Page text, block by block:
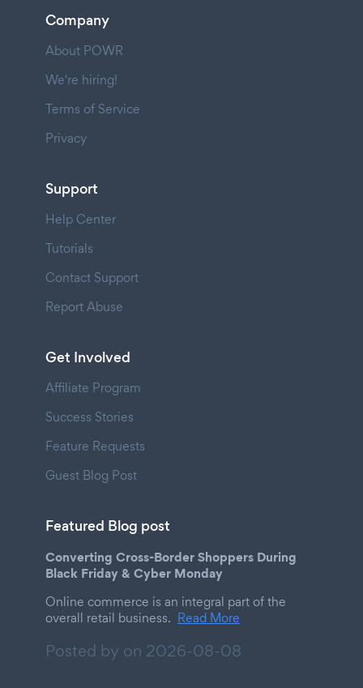
Company
About POWR
We're hiring!
Terms of Service
Privacy
Support
Help Center
Tutorials
Contact Support
Report Abuse
Get Involved
Affiliate Program
Success Stories
Feature Requests
Guest Blog Post
Featured Blog post
Converting Cross-Border Shoppers During
Black Friday & Cyber Monday
Online commerce is an integral part of the
overall retail business. Read More
Posted by on 2026-08-08